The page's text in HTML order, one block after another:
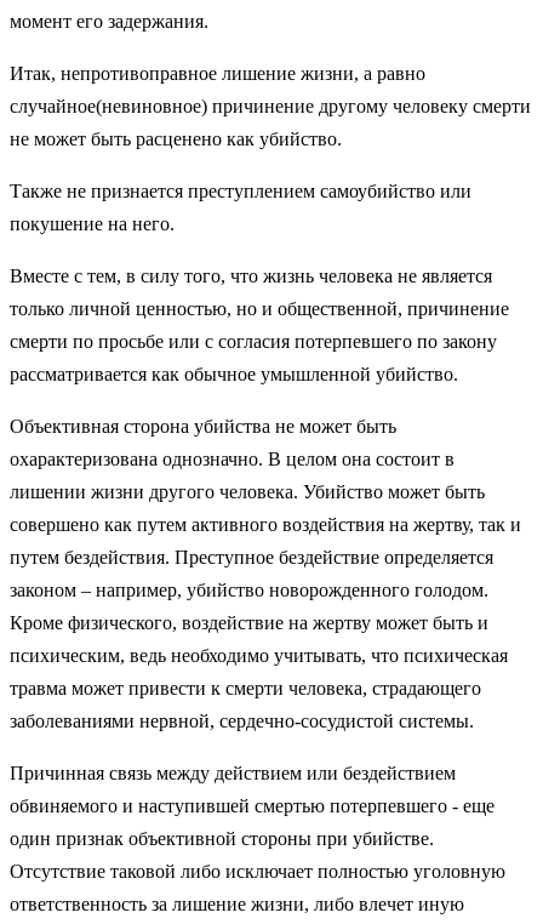
момент его задержания.
Итак, непротивоправное лишение жизни, а равно
случайное(невиновное) причинение другому человеку смерти
не может быть расценено как убийство.
Также не признается преступлением самоубийство или
покушение на него.
Вместе с тем, в силу того, что жизнь человека не является
только личной ценностью, но и общественной, причинение
смерти по просьбе или с согласия потерпевшего по закону
рассматривается как обычное умышленной убийство.
Объективная сторона убийства не может быть
охарактеризована однозначно. В целом она состоит в
лишении жизни другого человека. Убийство может быть
совершено как путем активного воздействия на жертву, так и
путем бездействия. Преступное бездействие определяется
законом – например, убийство новорожденного голодом.
Кроме физического, воздействие на жертву может быть и
психическим, ведь необходимо учитывать, что психическая
травма может привести к смерти человека, страдающего
заболеваниями нервной, сердечно-сосудистой системы.
Причинная связь между действием или бездействием
обвиняемого и наступившей смертью потерпевшего - еще
один признак объективной стороны при убийстве.
Отсутствие таковой либо исключает полностью уголовную
ответственность за лишение жизни, либо влечет иную